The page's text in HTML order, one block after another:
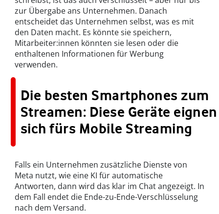
zur Übergabe ans Unternehmen. Danach
entscheidet das Unternehmen selbst, was es mit
den Daten macht. Es könnte sie speichern,
Mitarbeiter:innen könnten sie lesen oder die
enthaltenen Informationen für Werbung
verwenden.
Die besten Smartphones zum
Streamen: Diese Geräte eignen
sich fürs Mobile Streaming
Falls ein Unternehmen zusätzliche Dienste von
Meta nutzt, wie eine KI für automatische
Antworten, dann wird das klar im Chat angezeigt. In
dem Fall endet die Ende-zu-Ende-Verschlüsselung
nach dem Versand.